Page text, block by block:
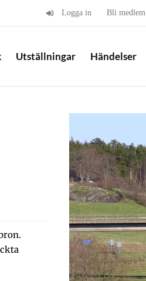
Logga in Bli medlem
Utställningar Händelser